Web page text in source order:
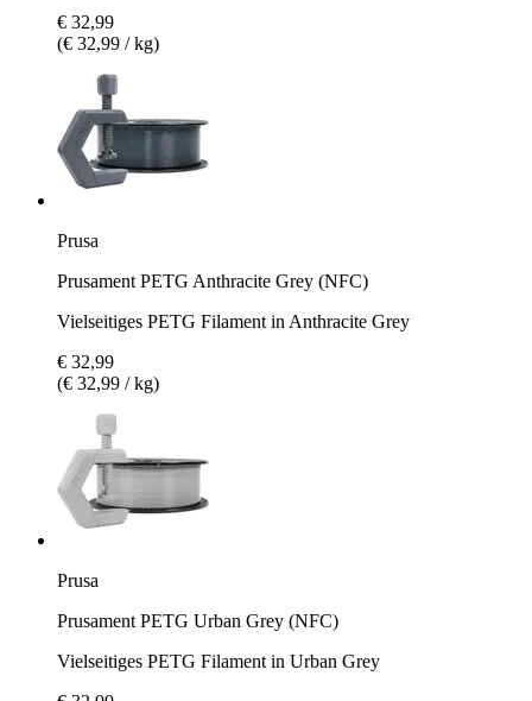
€ 32,99
(€ 32,99 / kg)
Prusa
Prusament PETG Anthracite Grey (NFC)
Vielseitiges PETG Filament in Anthracite Grey
€ 32,99
(€ 32,99 / kg)
Prusa
Prusament PETG Urban Grey (NFC)
Vielseitiges PETG Filament in Urban Grey